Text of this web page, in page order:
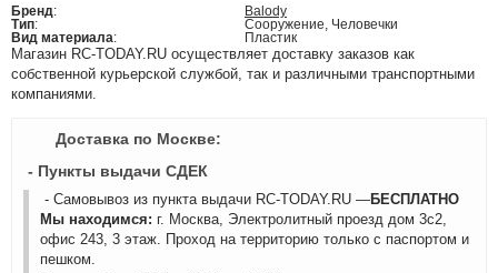
Бренд:
Balody
Тип:
Сооружение, Человечки
Вид материала: Пластик
Магазин RC-TODAY.RU осуществляет доставку заказов как
собственной курьерской службой, так и различными транспортными
компаниями.
Доставка по Москве:
- Пункты выдачи СДЕК
- Самовывоз из пункта выдачи RC-TODAY.RU —БЕСПЛАТНО
Мы находимся: г. Москва, Электролитный проезд дом 3с2,
офис 243, 3 этаж. Проход на территорию только с паспортом и
пешком.